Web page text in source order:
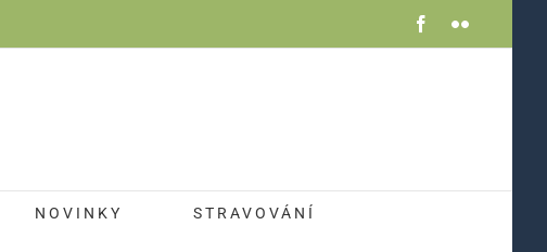
Facebook
Flickr
NOVINKY STRAVOVÁNÍ